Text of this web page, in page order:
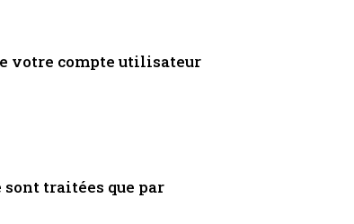
votre compte utilisateur
traitées que par